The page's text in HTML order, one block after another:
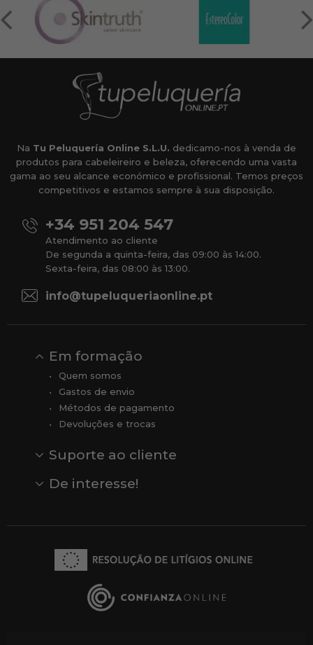
Na Tu Peluquería Online S.L.U. dedicamo-nos à venda de
produtos para cabeleireiro e beleza, oferecendo uma vasta
gama ao seu alcance económico e profissional. Temos preços
competitivos e estamos sempre à sua disposição.
+34 951 204 547
Atendimento ao cliente
De segunda a quinta-feira, das 09:00 às 14:00.
Sexta-feira, das 08:00 às 13:00.
info@tupeluqueriaonline.pt
Em formação
Quem somos
Gastos de envio
Métodos de pagamento
Devoluções e trocas
Suporte ao cliente
Comentários
Comentários do Google
De interesse!